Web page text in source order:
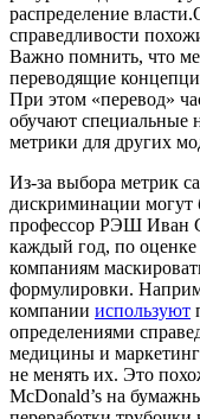
распределение власти.
справедливости
Важно помнить, что
переводящие
При этом «перевод»
обучают специальные
метрики для других
Из-за выбора метрик
дискриминации
профессор РЭШ Иван
каждый год, по
компаниям
формулировки.
компании используют
определениями
медицины и
не менять их. Это
McDonald’s на